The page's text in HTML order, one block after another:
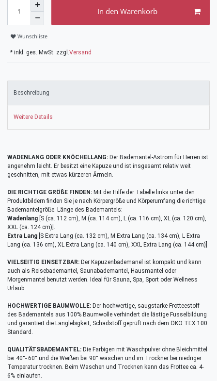
In den Warenkorb
Wunschliste
* inkl. ges. MwSt. zzgl. Versand
Beschreibung
Weitere Details
WADENLANG ODER KNÖCHELLANG: Der Bademantel-Astrom für Herren ist
angenehm leicht. Er besitzt eine Kapuze und ist insgesamt relativ weit
geschnitten, mit etwas kürzeren Ärmeln.
DIE RICHTIGE GRÖßE FINDEN: Mit der Hilfe der Tabelle links unter den
Produktbildern finden Sie je nach Körpergröße und Körperumfang die richtige
Bademantelgröße. Länge des Bademantels:
Wadenlang [S (ca. 112 cm), M (ca. 114 cm), L (ca. 116 cm), XL (ca. 120 cm),
XXL (ca. 124 cm)].
Extra Lang [S Extra Lang (ca. 132 cm), M Extra Lang (ca. 134 cm), L Extra
Lang (ca. 136 cm), XL Extra Lang (ca. 140 cm), XXL Extra Lang (ca. 144 cm)]
VIELSEITIG EINSETZBAR: Der Kapuzenbademanel ist kompakt und kann
auch als Reisebademantel, Saunabademantel, Hausmantel oder
Morgenmantel benutzt werden. Ideal für Sauna, Spa, Sport oder Wellness
Urlaub.
HOCHWERTIGE BAUMWOLLE: Der hochwertige, saugstarke Frotteestoff
des Bademantels aus 100% Baumwolle verhindert die lästige Fusselbildung
und garantiert die Langlebigkeit, Schadstoff geprüft nach dem ÖKO TEX 100
Standard.
QUALITÄTSBADEMANTEL: Die Farbigen mit Waschpulver ohne Bleichmittel
bei 40°- 60° und die Weißen bei 90° waschen und im Trockner bei niedriger
Temperatur trocknen. Beim Waschen und Trocknen kann das Frottee ca. 4-
6% einlaufen.